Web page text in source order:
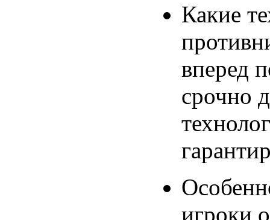
Какие
вперед
срочно
игроки